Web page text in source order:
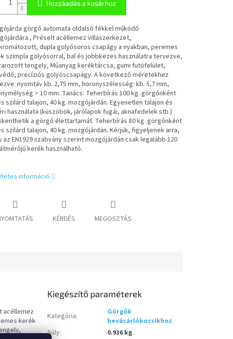
Hozzáadás a kosárhoz
görgő automata oldalsó fékkel működő
Préselt acéllemez villaszerkezet,
dupla golyósoros csapágy a nyakban, peremes
szimpla golyósorral, bal és jobbkezes használatra tervezve,
tengely, Műanyag keréktárcsa, gumi futófelület,
precíziós golyóscsapágy. A következő méretekhez
nyomtáv kb. 2,75 mm, horonyszélesség: kb. 5,7 mm,
> 10 mm. Tanács: Teherbírás 100 kg. görgőnként
szilárd talajon, 40 kg. mozgójárdán. Egyenetlen talajon és
használata (küszöbök, járólapok fugái, aknafedelek stb.)
a görgő élettartamát. Teherbírás 80 kg. görgőnként
szilárd talajon, 40 kg. mozgójárdán. Kérjük, figyeljenek arra,
az EN1929 szabvány szerint mozgójárdán csak legalább 120
kerék használható.
információ
KÉRDÉS MEGOSZTÁS
acéllemez
kerék
Kiegészítő paraméterek
Kategória:
Görgők
bevásárlókocsikhoz
Súly:
0.936 kg